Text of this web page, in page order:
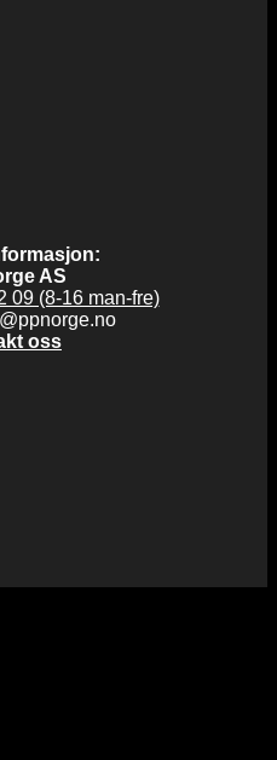
AS
09 (8-16 man-fre)
oss